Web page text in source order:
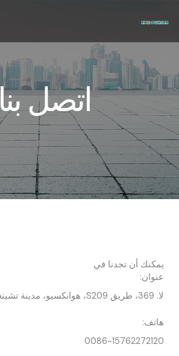
الى
اتصل
يمكنك أن تجدنا في
عنوان:
لا. 369، طريق S209، هوانكسيو، مدينة تشينغداو، الصين
هاتف:
0086-15762272120